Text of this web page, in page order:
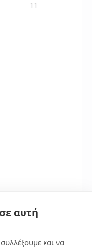
11
αυτή
και να